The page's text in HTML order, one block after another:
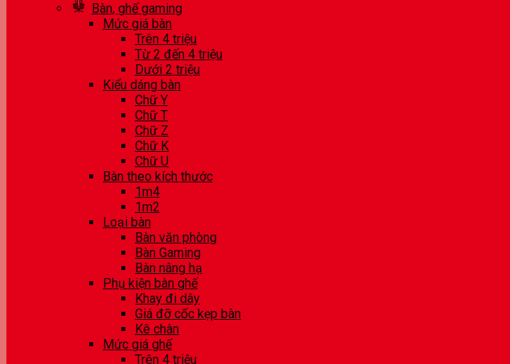
Bàn, ghế gaming
Mức giá bàn
Trên 4 triệu
Từ 2 đến 4 triệu
Dưới 2 triệu
Kiểu dáng bàn
Chữ Y
Chữ T
Chữ Z
Chữ K
Chữ U
Bàn theo kích thước
1m4
1m2
Loại bàn
Bàn văn phòng
Bàn Gaming
Bàn nâng hạ
Phụ kiện bàn ghế
Khay đi dây
Giá đỡ cốc kẹp bàn
Kê chân
Mức giá ghế
Trên 4 triệu